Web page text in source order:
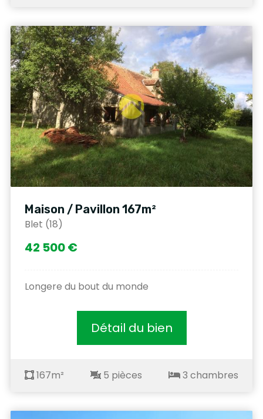
Maison / Pavillon 167m²
Blet (18)
42 500 €
Longere du bout du monde
Détail du bien
167m² 5 pièces 3 chambres